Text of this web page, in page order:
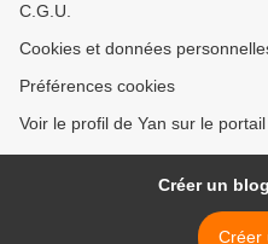
C.G.U.
Cookies et données
Préférences cookies
Voir le profil de Yan sur le
Créer un
Créer